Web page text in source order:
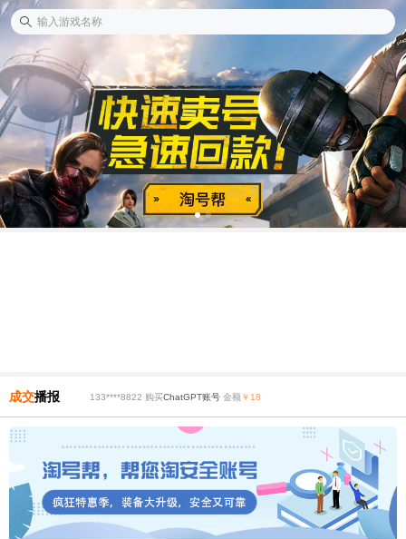
成交播报 133****8822 购买ChatGPT账号 金额￥18
180****9924 购买ChatGPT账号金额￥18
157****2637 购买ChatGPT账号金额￥28
￥18
180****7538 购买ChatGPT账号金额￥18
152****2781 购买ChatGPT账号 金额￥18